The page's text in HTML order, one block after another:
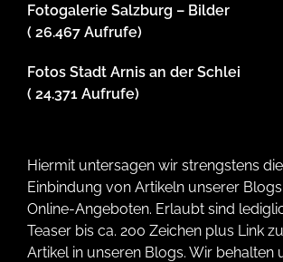
Fotogalerie Salzburg – Bilder
( 26.467 Aufrufe)
Fotos Stadt Arnis an der Schlei
( 24.371 Aufrufe)
Hiermit untersagen wir strengstens
Einbindung von Artikeln unserer
Online-Angeboten. Erlaubt sind
Teaser bis ca. 200 Zeichen plus Link
Artikel in unseren Blogs. Wir behalten